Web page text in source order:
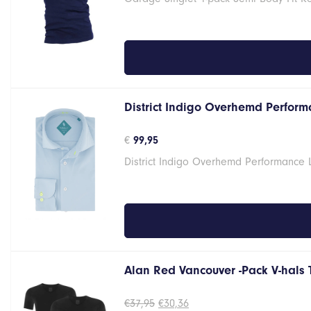
District Indigo Overhemd
€ 99,95
District Indigo Overhemd Performance
Alan Red Vancouver -Pack V-hals
€37,95 Oorspronkelijke
€30,36Huidige